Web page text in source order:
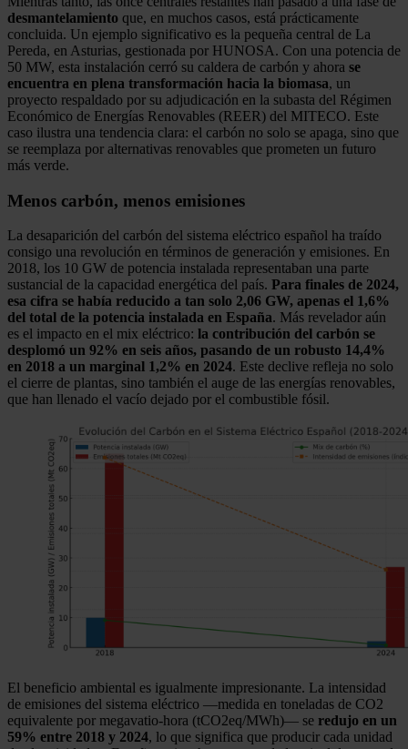
desmantelamiento que, en muchos casos, está prácticamente
concluida. Un ejemplo significativo es la pequeña central de La
Pereda, en Asturias, gestionada por HUNOSA. Con una potencia de
50 MW, esta instalación cerró su caldera de carbón y ahora se
encuentra en plena transformación hacia la biomasa, un
proyecto respaldado por su adjudicación en la subasta del Régimen
Económico de Energías Renovables (REER) del MITECO. Este
caso ilustra una tendencia clara: el carbón no solo se apaga, sino que
se reemplaza por alternativas renovables que prometen un futuro
más verde.
Menos carbón, menos emisiones
La desaparición del carbón del sistema eléctrico español ha traído
consigo una revolución en términos de generación y emisiones. En
2018, los 10 GW de potencia instalada representaban una parte
sustancial de la capacidad energética del país. Para finales de 2024,
esa cifra se había reducido a tan solo 2,06 GW, apenas el 1,6%
del total de la potencia instalada en España. Más revelador aún
es el impacto en el mix eléctrico: la contribución del carbón se
desplomó un 92% en seis años, pasando de un robusto 14,4%
en 2018 a un marginal 1,2% en 2024. Este declive refleja no solo
el cierre de plantas, sino también el auge de las energías renovables,
que han llenado el vacío dejado por el combustible fósil.
El beneficio ambiental es igualmente impresionante. La intensidad
de emisiones del sistema eléctrico —medida en toneladas de CO2
equivalente por megavatio-hora (tCO2eq/MWh)— se redujo en un
59% entre 2018 y 2024, lo que significa que producir cada unidad